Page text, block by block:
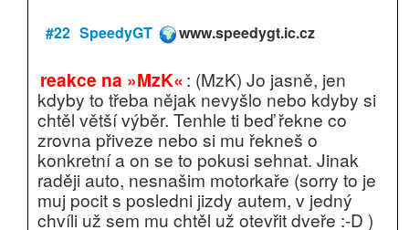
#22 SpeedyGT www.speedygt.ic.cz
reakce na »MzK« : (MzK) Jo jasně, jen
kdyby to třeba nějak nevyšlo nebo kdyby si
chtěl větší výběr. Tenhle ti beď řekne co
zrovna přiveze nebo si mu řekneš o
konkretní a on se to pokusi sehnat. Jinak
raději auto, nesnašim motorkaře (sorry to je
muj pocit s posledni jizdy autem, v jedný
chvíli už sem mu chtěl už otevřit dveře :-D )